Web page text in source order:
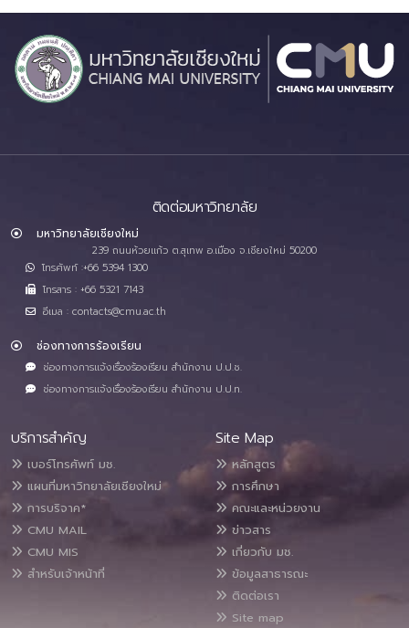
ติดต่อมหาวิทยาลัย
มหาวิทยาลัยเชียงใหม่
239 ถนนห้วยแก้ว ต.สุเทพ อ.เมือง จ.เชียงใหม่ 50200
โทรศัพท์ :+66 5394 1300
โทรสาร : +66 5321 7143
อีเมล : contacts@cmu.ac.th
ช่องทางการร้องเรียน
ช่องทางการแจ้งเรื่องร้องเรียน สำนักงาน ป.ป.ช.
ช่องทางการแจ้งเรื่องร้องเรียน สำนักงาน ป.ป.ท.
บริการสำคัญ
เบอร์โทรศัพท์ มช.
แผนที่มหาวิทยาลัยเชียงใหม่
การบริจาค*
CMU MAIL
CMU MIS
สำหรับเจ้าหน้าที่
Site Map
หลักสูตร
การศึกษา
คณะและหน่วยงาน
ข่าวสาร
เกี่ยวกับ มช.
ข้อมูลสาธารณะ
ติดต่อเรา
Site map